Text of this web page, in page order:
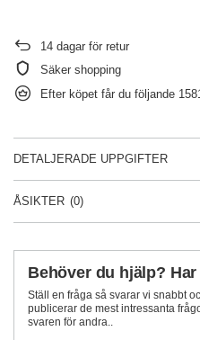
14 dagar för retur
Säker shopping
Efter köpet får du följande
DETALJERADE UPPGIFTER
ÅSIKTER (0)
Behöver du hjälp?
Ställ en fråga så svarar vi snabbt
publicerar de mest intressanta
svaren för andra..